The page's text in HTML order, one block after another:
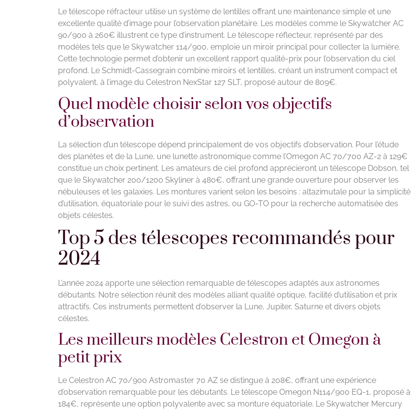
Le télescope réfracteur utilise un système de lentilles offrant une maintenance simple et une
excellente qualité d’image pour l’observation planétaire. Les modèles comme le Skywatcher AC
90/900 à 260€ illustrent ce type d’instrument. Le télescope réflecteur, représenté par des
modèles tels que le Skywatcher 114/900, emploie un miroir principal pour collecter la lumière.
Cette technologie permet d’obtenir un excellent rapport qualité-prix pour l’observation du ciel
profond. Le Schmidt-Cassegrain combine miroirs et lentilles, créant un instrument compact et
polyvalent, à l’image du Celestron NexStar 127 SLT, proposé autour de 809€.
Quel modèle choisir selon vos objectifs
d’observation
La sélection d’un télescope dépend principalement de vos objectifs d’observation. Pour l’étude
des planètes et de la Lune, une lunette astronomique comme l’Omegon AC 70/700 AZ-2 à 129€
constitue un choix pertinent. Les amateurs de ciel profond apprécieront un télescope Dobson, tel
que le Skywatcher 200/1200 Skyliner à 480€, offrant une grande ouverture pour observer les
nébuleuses et les galaxies. Les montures varient selon les besoins : altazimutale pour la simplicité
d’utilisation, équatoriale pour le suivi des astres, ou GO-TO pour la recherche automatisée des
objets célestes.
Top 5 des télescopes recommandés pour
2024
L’année 2024 apporte une sélection remarquable de télescopes adaptés aux astronomes
débutants. Notre sélection réunit des modèles alliant qualité optique, facilité d’utilisation et prix
attractifs. Ces instruments permettent d’observer la Lune, Jupiter, Saturne et divers objets
célestes.
Les meilleurs modèles Celestron et Omegon à
petit prix
Le Celestron AC 70/900 Astromaster 70 AZ se distingue à 208€, offrant une expérience
d’observation remarquable pour les débutants. Le télescope Omegon N114/900 EQ-1, proposé à
184€, représente une option polyvalente avec sa monture équatoriale. Le Skywatcher Mercury